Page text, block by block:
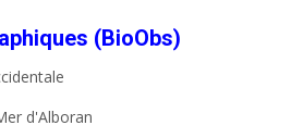
(BioObs)
d'Alboran